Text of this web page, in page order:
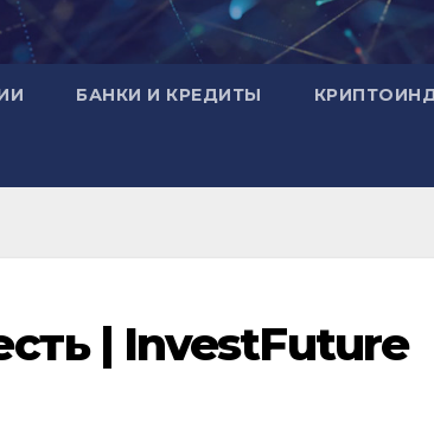
БАНКИ И КРЕДИТЫ
| InvestFuture